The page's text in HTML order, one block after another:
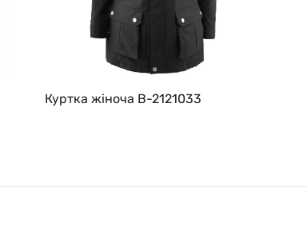
Куртка жіноча B-2121033